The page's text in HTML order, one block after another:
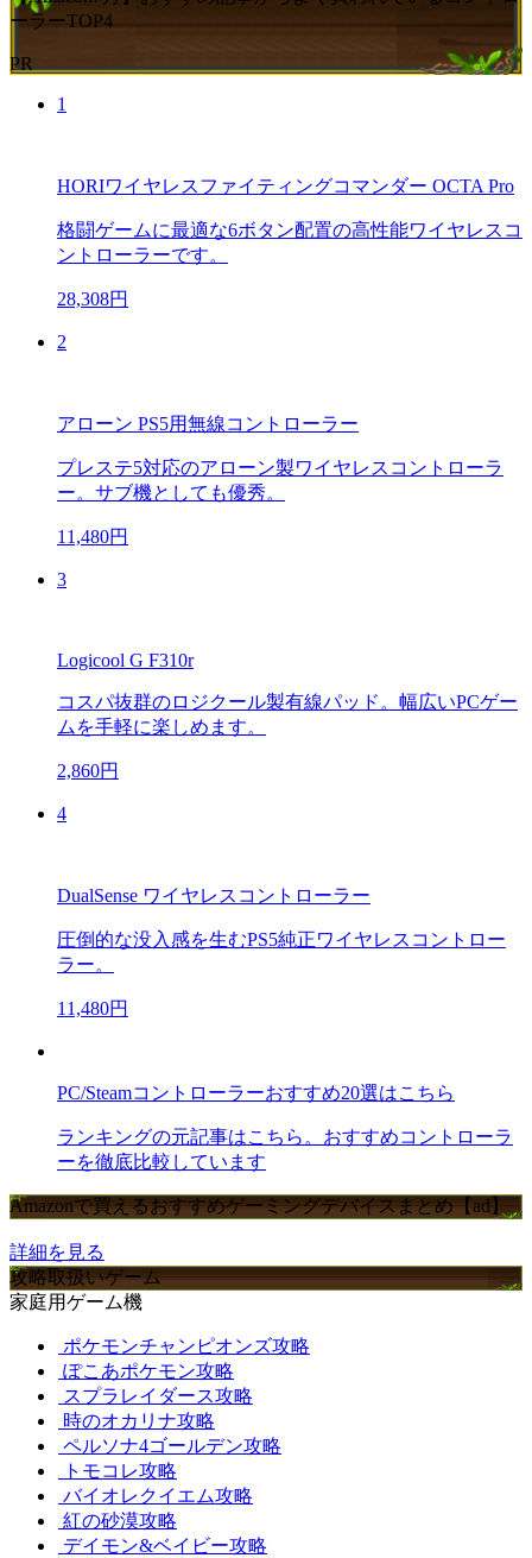
ーラーTOP4
PR
1
HORIワイヤレスファイティングコマンダー OCTA Pro
格闘ゲームに最適な6ボタン配置の高性能ワイヤレスコ
ントローラーです。
28,308円
2
アローン PS5用無線コントローラー
プレステ5対応のアローン製ワイヤレスコントローラ
ー。サブ機としても優秀。
11,480円
3
Logicool G F310r
コスパ抜群のロジクール製有線パッド。幅広いPCゲー
ムを手軽に楽しめます。
2,860円
4
DualSense ワイヤレスコントローラー
圧倒的な没入感を生むPS5純正ワイヤレスコントロー
ラー。
11,480円
PC/Steamコントローラーおすすめ20選はこちら
ランキングの元記事はこちら。おすすめコントローラ
ーを徹底比較しています
Amazonで買えるおすすめゲーミングデバイスまとめ【ad】
詳細を見る
攻略取扱いゲーム
家庭用ゲーム機
ポケモンチャンピオンズ攻略
ぽこあポケモン攻略
スプラレイダース攻略
時のオカリナ攻略
ペルソナ4ゴールデン攻略
トモコレ攻略
バイオレクイエム攻略
紅の砂漠攻略
デイモン&ベイビー攻略